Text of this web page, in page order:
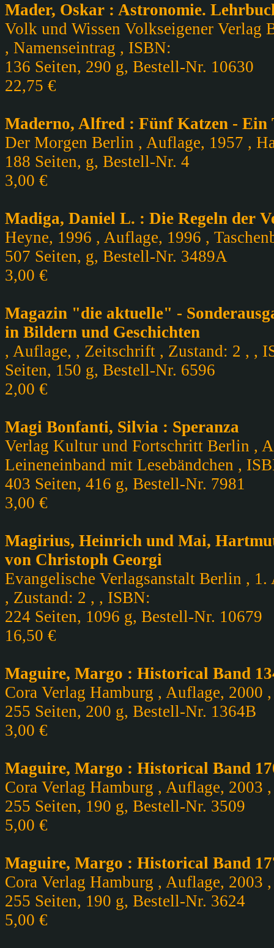
Mader, Oskar : Astronomie.
Volk und Wissen Volkseigener Verlag
, Namenseintrag , ISBN:
136 Seiten, 290 g, Bestell-Nr. 10630
22,75 €
Maderno, Alfred : Fünf Katzen - Ein
Der Morgen Berlin , Auflage, 1957 ,
188 Seiten, g, Bestell-Nr. 4
3,00 €
Madiga, Daniel L. : Die Regeln der
Heyne, 1996 , Auflage, 1996 ,
507 Seiten, g, Bestell-Nr. 3489A
3,00 €
Magazin "die aktuelle" -
in Bildern und Geschichten
, Auflage, , Zeitschrift , Zustand: 2 , ,
Seiten, 150 g, Bestell-Nr. 6596
2,00 €
Magi Bonfanti, Silvia : Speranza
Verlag Kultur und Fortschritt Berlin ,
Leineneinband mit Lesebändchen ,
403 Seiten, 416 g, Bestell-Nr. 7981
3,00 €
Magirius, Heinrich und Mai,
von Christoph Georgi
Evangelische Verlagsanstalt Berlin ,
, Zustand: 2 , , ISBN:
224 Seiten, 1096 g, Bestell-Nr. 10679
16,50 €
Maguire, Margo : Historical Band
Cora Verlag Hamburg , Auflage, 2000
255 Seiten, 200 g, Bestell-Nr. 1364B
3,00 €
Maguire, Margo : Historical Band
Cora Verlag Hamburg , Auflage, 2003
255 Seiten, 190 g, Bestell-Nr. 3509
5,00 €
Maguire, Margo : Historical Band
Cora Verlag Hamburg , Auflage, 2003
255 Seiten, 190 g, Bestell-Nr. 3624
5,00 €